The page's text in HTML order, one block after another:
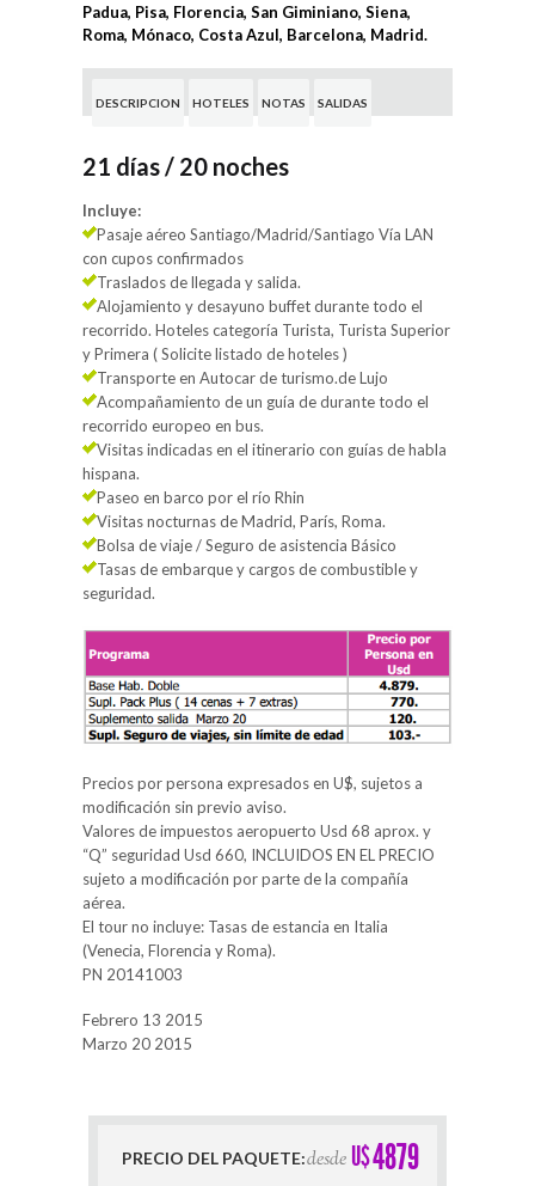
Padua, Pisa, Florencia, San Giminiano, Siena,
Roma, Mónaco, Costa Azul, Barcelona, Madrid.
DESCRIPCION HOTELES NOTAS SALIDAS
21 días / 20 noches
Incluye:
Pasaje aéreo Santiago/Madrid/Santiago Vía LAN
con cupos confirmados
Traslados de llegada y salida.
Alojamiento y desayuno buffet durante todo el
recorrido. Hoteles categoría Turista, Turista Superior
y Primera ( Solicite listado de hoteles )
Transporte en Autocar de turismo.de Lujo
Acompañamiento de un guía de durante todo el
recorrido europeo en bus.
Visitas indicadas en el itinerario con guías de habla
hispana.
Paseo en barco por el río Rhin
Visitas nocturnas de Madrid, París, Roma.
Bolsa de viaje / Seguro de asistencia Básico
Tasas de embarque y cargos de combustible y
seguridad.
Precios por persona expresados en U$, sujetos a
modificación sin previo aviso.
Valores de impuestos aeropuerto Usd 68 aprox. y
“Q” seguridad Usd 660, INCLUIDOS EN EL PRECIO
sujeto a modificación por parte de la compañía
aérea.
El tour no incluye: Tasas de estancia en Italia
(Venecia, Florencia y Roma).
PN 20141003
Febrero 13 2015
Marzo 20 2015
PRECIO DEL PAQUETE:desde U$4879